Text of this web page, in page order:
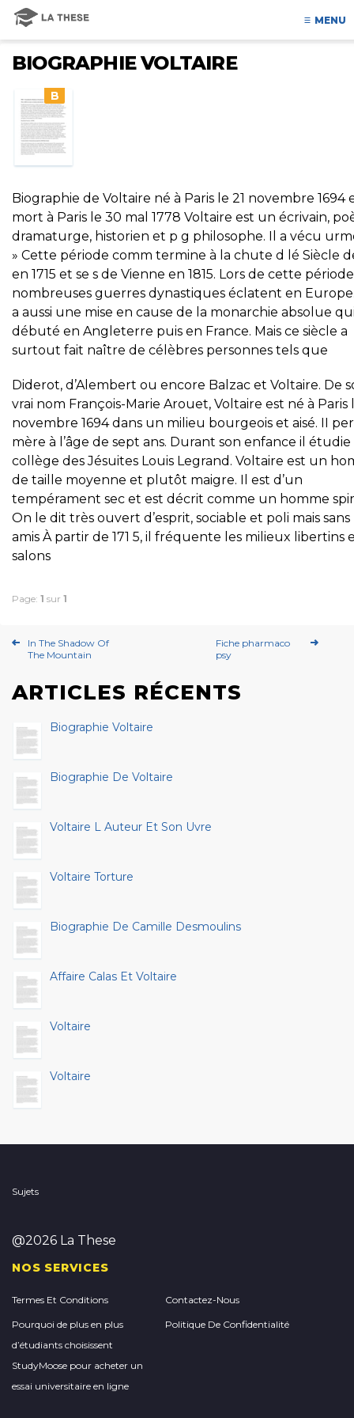
MENU
BIOGRAPHIE VOLTAIRE
B
Biographie de Voltaire né à Paris le 21 novembre 1694
mort à Paris le 30 mal 1778 Voltaire est un écrivain,
dramaturge, historien et p g philosophe. Il a vécu
» Cette période comm termine à la chute d lé Siècle
en 1715 et se s de Vienne en 1815. Lors de cette
nombreuses guerres dynastiques éclatent en
a aussi une mise en cause de la monarchie absolue
débuté en Angleterre puis en France. Mais ce siècle a
surtout fait naître de célèbres personnes tels que
Diderot, d’Alembert ou encore Balzac et Voltaire. De
vrai nom François-Marie Arouet, Voltaire est né à Paris
novembre 1694 dans un milieu bourgeois et aisé. II
mère à l’âge de sept ans. Durant son enfance il étudie
collège des Jésuites Louis Legrand. Voltaire est un
de taille moyenne et plutôt maigre. Il est d’un
tempérament sec et est décrit comme un homme
On le dit très ouvert d’esprit, sociable et poli mais sans
amis À partir de 171 5, il fréquente les milieux libertins
salons
Page: 1 sur 1
In The Shadow Of
The Mountain
Fiche pharmaco
psy
ARTICLES RÉCENTS
Biographie Voltaire
Biographie De Voltaire
Voltaire L Auteur Et Son Uvre
Voltaire Torture
Biographie De Camille Desmoulins
Affaire Calas Et Voltaire
Voltaire
Voltaire
Sujets
@2026 La These
NOS SERVICES
Termes Et Conditions Contactez-Nous
Pourquoi de plus en plus
d’étudiants choisissent
StudyMoose pour acheter un
essai universitaire en ligne
Politique De Confidentialité